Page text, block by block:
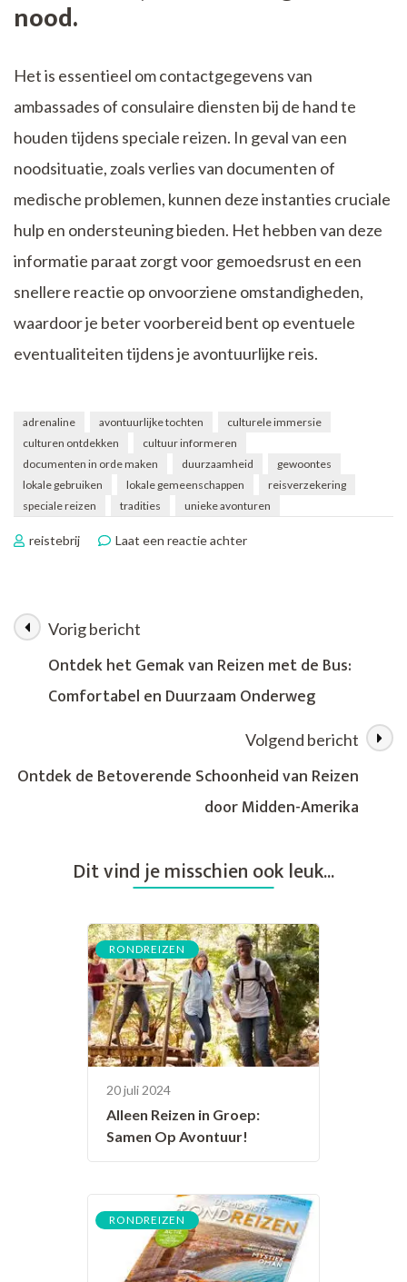
nood.
Het is essentieel om contactgegevens van
ambassades of consulaire diensten bij de hand te
houden tijdens speciale reizen. In geval van een
noodsituatie, zoals verlies van documenten of
medische problemen, kunnen deze instanties cruciale
hulp en ondersteuning bieden. Het hebben van deze
informatie paraat zorgt voor gemoedsrust en een
snellere reactie op onvoorziene omstandigheden,
waardoor je beter voorbereid bent op eventuele
eventualiteiten tijdens je avontuurlijke reis.
adrenaline avontuurlijke tochten
culturele immersie
culturen ontdekken
cultuur informeren
documenten in orde maken
duurzaamheid
gewoontes
lokale gebruiken
lokale gemeenschappen
reisverzekering
speciale reizen
tradities unieke avonturen
reistebrij Laat een reactie achterop
Wereldwijd
Berichtnavigatie
Vorig bericht
Ontdek het Gemak van Reizen met de Bus:
Comfortabel en Duurzaam Onderweg
Volgend bericht
Ontdek de Betoverende Schoonheid van Reizen
door Midden-Amerika
Dit vind je misschien ook leuk...
RONDREIZEN
20 juli 2024
Alleen Reizen in Groep:
Samen Op Avontuur!
RONDREIZEN